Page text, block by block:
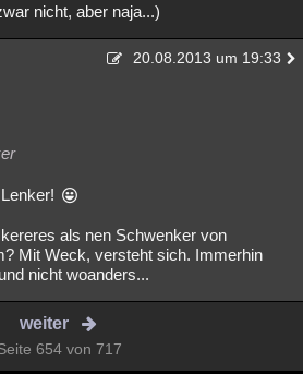
nicht, aber naja...)
20.08.2013 um 19:33
als nen Schwenker von
Mit Weck, versteht sich. Immerhin
nicht woanders...
weiter
654 von 717